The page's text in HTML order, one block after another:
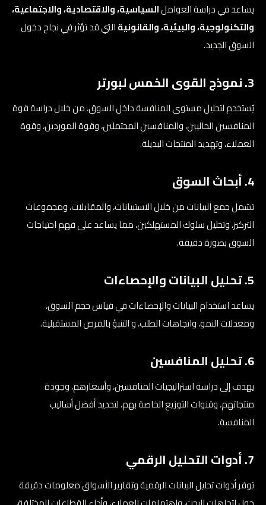
يساعد في دراسة العواملالسياسية، والاقتصادية، والاجتماعية،
والتكنولوجية، والبيئية، والقانونيةالتي قد تؤثر في نجاح دخول
السوق الجديد.
3. نموذج القوى الخمس لبورتر
يُستخدم لتحليل مستوى المنافسة داخل السوق، من خلال دراسة قوة
المنافسين الحاليين، والمنافسين المحتملين، وقوة الموردين، وقوة
العملاء، وتهديد المنتجات البديلة.
4. أبحاث السوق
تشمل جمع البيانات من خلال الاستبيانات، والمقابلات، ومجموعات
التركيز، وتحليل سلوك المستهلكين، مما يساعد على فهم احتياجات
السوق بصورة دقيقة.
5. تحليل البيانات والإحصاءات
يساعد استخدام البيانات والإحصاءات في قياس حجم السوق،
ومعدلات النمو، واتجاهات الطلب، و التنبؤ بالفرص المستقبلية.
6. تحليل المنافسين
يهدف إلى دراسة استراتيجيات المنافسين، وأسعارهم، وجودة
منتجاتهم، وقنوات التوزيع الخاصة بهم، لتحديد أفضل أساليب
المنافسة.
7. أدوات التحليل الرقمي
توفر أدوات تحليل البيانات الرقمية وتقارير الأسواق معلومات دقيقة